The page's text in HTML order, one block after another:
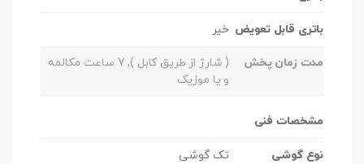
باتری قابل تعویض خیر
مدت زمان پخش
( شارژ از طریق کابل ), 7 ساعت مکالمه
و یا موزیک
مشخصات فنی
نوع گوشی تک گوشی